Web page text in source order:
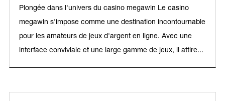
Plongée dans l'univers du casino megawin Le casino
megawin s'impose comme une destination incontournable
pour les amateurs de jeux d'argent en ligne. Avec une
interface conviviale et une large gamme de jeux, il attire...